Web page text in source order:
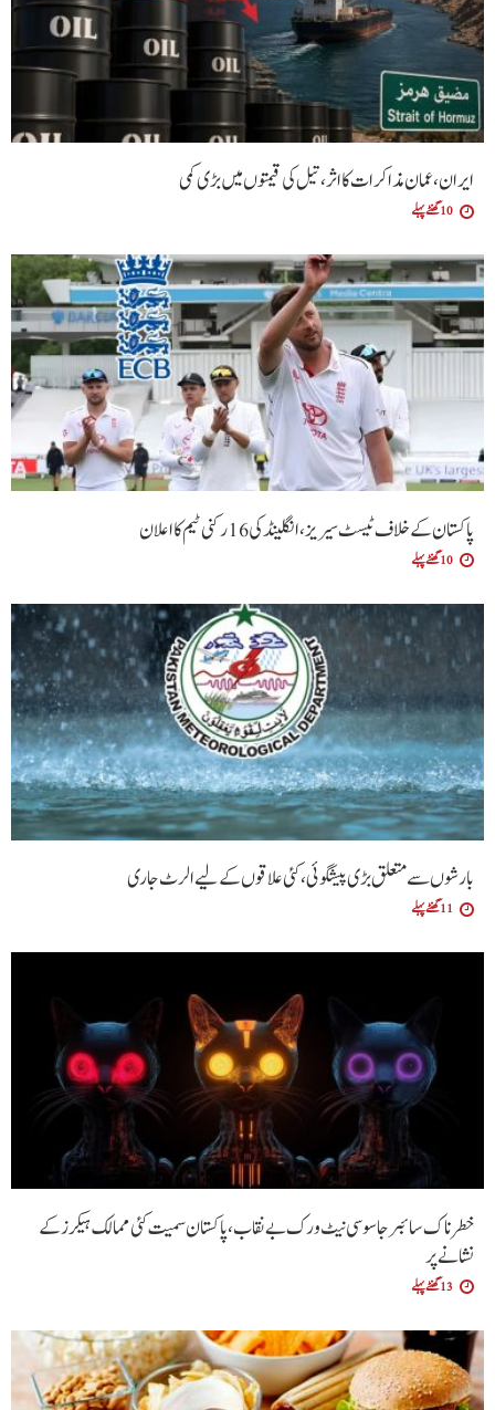
ایران، عمان مذاکرات کا اثر، تیل کی قیمتوں میں بڑی کمی
10 گھنٹے پہلے
پاکستان کے خلاف ٹیسٹ سیریز، انگلینڈ کی 16 رکنی ٹیم کا اعلان
10 گھنٹے پہلے
بارشوں سے متعلق بڑی پیشگوئی، کئی علاقوں کے لیے الرٹ جاری
11 گھنٹے پہلے
خطرناک سائبر جاسوسی نیٹ ورک بے نقاب، پاکستان سمیت کئی ممالک ہیکرز کے
نشانے پر
13 گھنٹے پہلے